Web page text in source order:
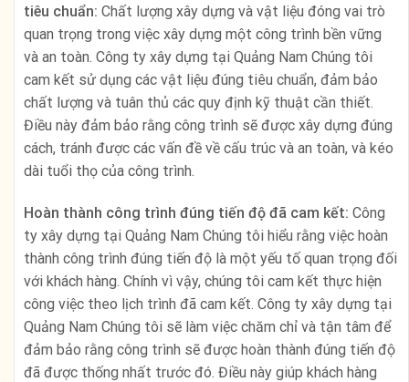
tiêu chuẩn: Chất lượng xây dựng và vật liệu đóng vai trò
quan trọng trong việc xây dựng một công trình bền vững
và an toàn. Công ty xây dựng tại Quảng Nam Chúng tôi
cam kết sử dụng các vật liệu đúng tiêu chuẩn, đảm bảo
chất lượng và tuân thủ các quy định kỹ thuật cần thiết.
Điều này đảm bảo rằng công trình sẽ được xây dựng đúng
cách, tránh được các vấn đề về cấu trúc và an toàn, và kéo
dài tuổi thọ của công trình.
Hoàn thành công trình đúng tiến độ đã cam kết: Công
ty xây dựng tại Quảng Nam Chúng tôi hiểu rằng việc hoàn
thành công trình đúng tiến độ là một yếu tố quan trọng đối
với khách hàng. Chính vì vậy, chúng tôi cam kết thực hiện
công việc theo lịch trình đã cam kết. Công ty xây dựng tại
Quảng Nam Chúng tôi sẽ làm việc chăm chỉ và tận tâm để
đảm bảo rằng công trình sẽ được hoàn thành đúng tiến độ
đã được thống nhất trước đó. Điều này giúp khách hàng